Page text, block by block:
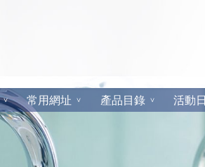
常用網址 產品目錄 活動